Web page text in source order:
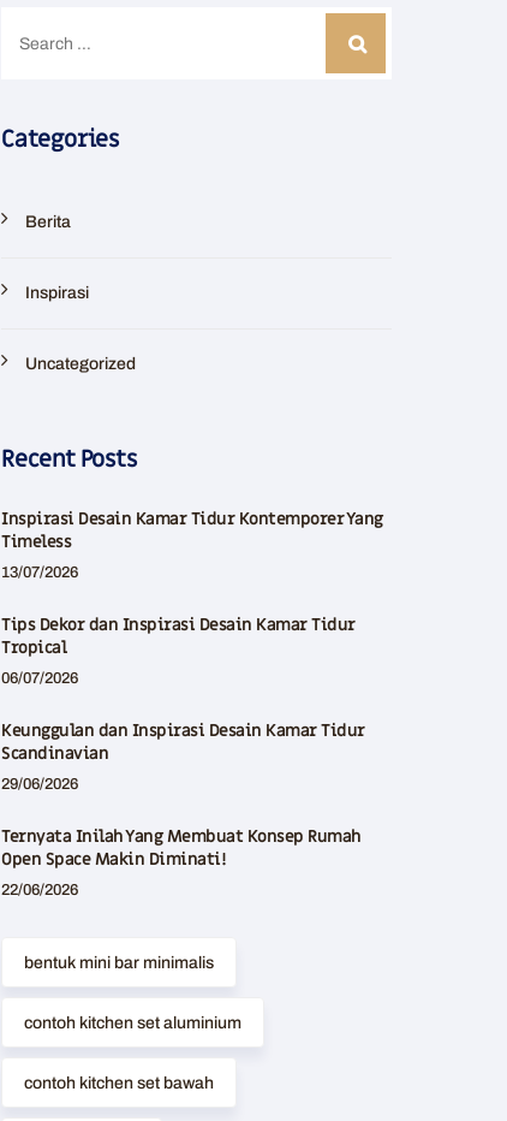
Categories
Berita
Inspirasi
Uncategorized
Recent Posts
Inspirasi Desain Kamar Tidur Kontemporer Yang
Timeless
13/07/2026
Tips Dekor dan Inspirasi Desain Kamar Tidur
Tropical
06/07/2026
Keunggulan dan Inspirasi Desain Kamar Tidur
Scandinavian
29/06/2026
Ternyata Inilah Yang Membuat Konsep Rumah
Open Space Makin Diminati!
22/06/2026
bentuk mini bar minimalis
contoh kitchen set aluminium
contoh kitchen set bawah